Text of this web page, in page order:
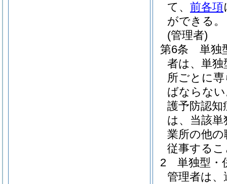
て、 前各項
ができる。
(管理者)
第6条
単独
者は、単独
所ごとに
ばならな
護予防認知
は、当該単
業所の他
従事する
2
単独型・
管理者は、